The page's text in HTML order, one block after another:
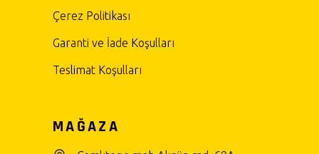
Çerez Politikası
Garanti ve İade Koşulları
Teslimat Koşulları
MAĞAZA